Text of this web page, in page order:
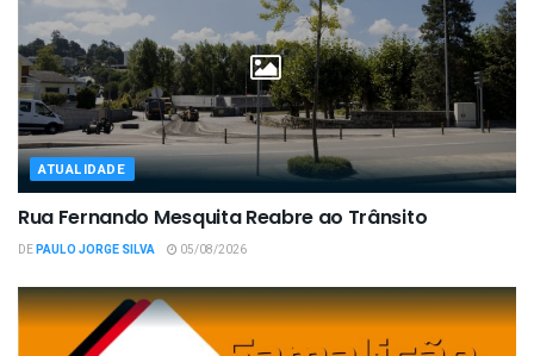
ATUALIDADE
Rua Fernando Mesquita Reabre ao Trânsito
DEPAULO JORGE SILVA 05/08/2026